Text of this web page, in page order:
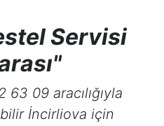
Servisi
09 aracılığıyla
İncirliova için